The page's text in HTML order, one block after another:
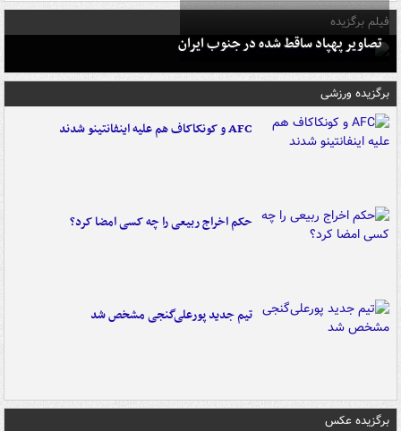
فیلم برگزیده
تصاویر پهپاد ساقط شده در جنوب ایران
برگزیده ورزشی
AFC و کونکاکاف هم علیه اینفانتینو شدند
حکم اخراج ربیعی را چه کسی امضا کرد؟
تیم جدید پورعلی‌گنجی مشخص شد
برگزیده عکس